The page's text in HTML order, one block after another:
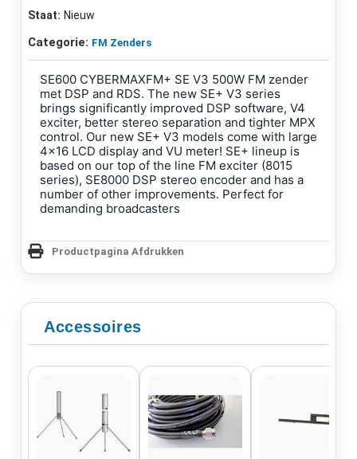
Staat: Nieuw
Categorie: FM Zenders
SE600 CYBERMAXFM+ SE V3 500W FM zender
met DSP and RDS. The new SE+ V3 series
brings significantly improved DSP software, V4
exciter, better stereo separation and tighter MPX
control. Our new SE+ V3 models come with large
4x16 LCD display and VU meter! SE+ lineup is
based on our top of the line FM exciter (8015
series), SE8000 DSP stereo encoder and has a
number of other improvements. Perfect for
demanding broadcasters
Productpagina Afdrukken
Accessoires